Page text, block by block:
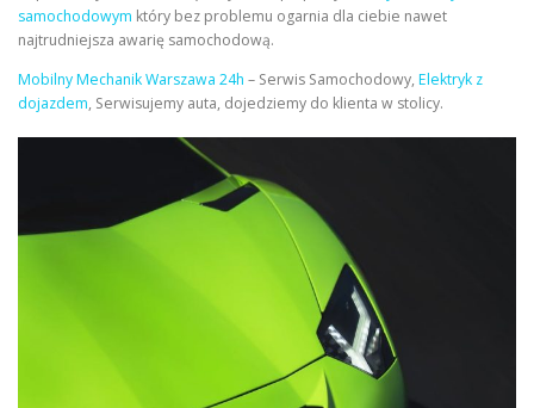
samochodowym który bez problemu ogarnia dla ciebie nawet
najtrudniejsza awarię samochodową.
Mobilny Mechanik Warszawa 24h – Serwis Samochodowy, Elektryk z
dojazdem, Serwisujemy auta, dojedziemy do klienta w stolicy.